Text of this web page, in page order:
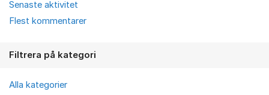
Senaste aktivitet
Flest kommentarer
Filtrera på kategori
Alla kategorier